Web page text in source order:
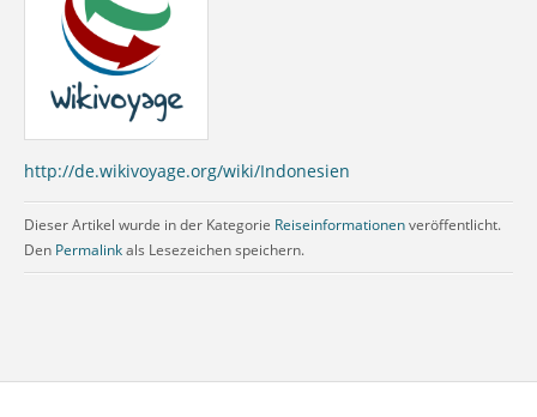
http://de.wikivoyage.org/wiki/Indonesien
Dieser Artikel wurde in der Kategorie Reiseinformationenveröffentlicht.
Den Permalinkals Lesezeichen speichern.